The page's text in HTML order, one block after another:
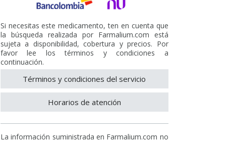
Si necesitas este medicamento, ten en cuenta que
la búsqueda realizada por Farmalium.com está
sujeta a disponibilidad, cobertura y precios. Por
favor lee los términos y condiciones a
continuación.
Términos y condiciones del servicio
Horarios de atención
La información suministrada en Farmalium.com no